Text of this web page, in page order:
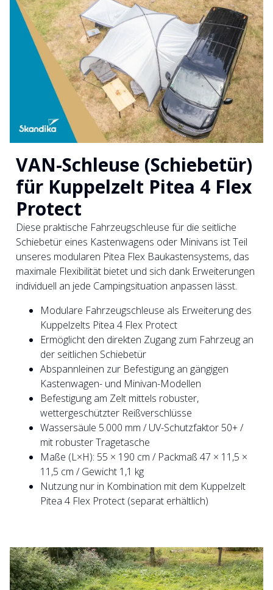
VAN-Schleuse (Schiebetür)
für Kuppelzelt Pitea 4 Flex
Protect
Diese praktische Fahrzeugschleuse für die seitliche
Schiebetür eines Kastenwagens oder Minivans ist Teil
unseres modularen Pitea Flex Baukastensystems, das
maximale Flexibilität bietet und sich dank Erweiterungen
individuell an jede Campingsituation anpassen lässt.
Modulare Fahrzeugschleuse als Erweiterung des
Kuppelzelts Pitea 4 Flex Protect
Ermöglicht den direkten Zugang zum Fahrzeug an
der seitlichen Schiebetür
Abspannleinen zur Befestigung an gängigen
Kastenwagen- und Minivan-Modellen
Befestigung am Zelt mittels robuster,
wettergeschützter Reißverschlüsse
Wassersäule 5.000 mm / UV-Schutzfaktor 50+ /
mit robuster Tragetasche
Maße (L×H): 55 × 190 cm / Packmaß 47 × 11,5 ×
11,5 cm / Gewicht 1,1 kg
Nutzung nur in Kombination mit dem Kuppelzelt
Pitea 4 Flex Protect (separat erhältlich)